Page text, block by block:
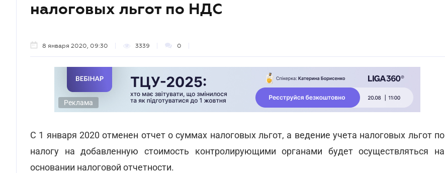
налоговых льгот по НДС
8 января 2020, 09:30 3339 0
Реклама
С 1 января 2020 отменен отчет о суммах налоговых льгот, а ведение учета налоговых льгот по
налогу на добавленную стоимость контролирующими органами будет осуществляться на
основании налоговой отчетности.